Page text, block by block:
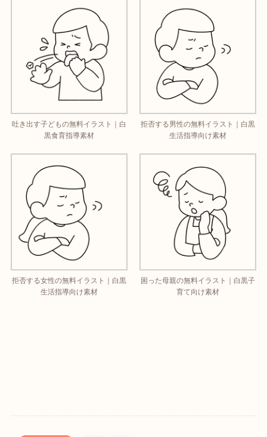
吐き出す子どもの無料イラスト｜白
黒食育指導素材
拒否する男性の無料イラスト｜白黒
生活指導向け素材
拒否する女性の無料イラスト｜白黒
生活指導向け素材
困った母親の無料イラスト｜白黒子
育て向け素材